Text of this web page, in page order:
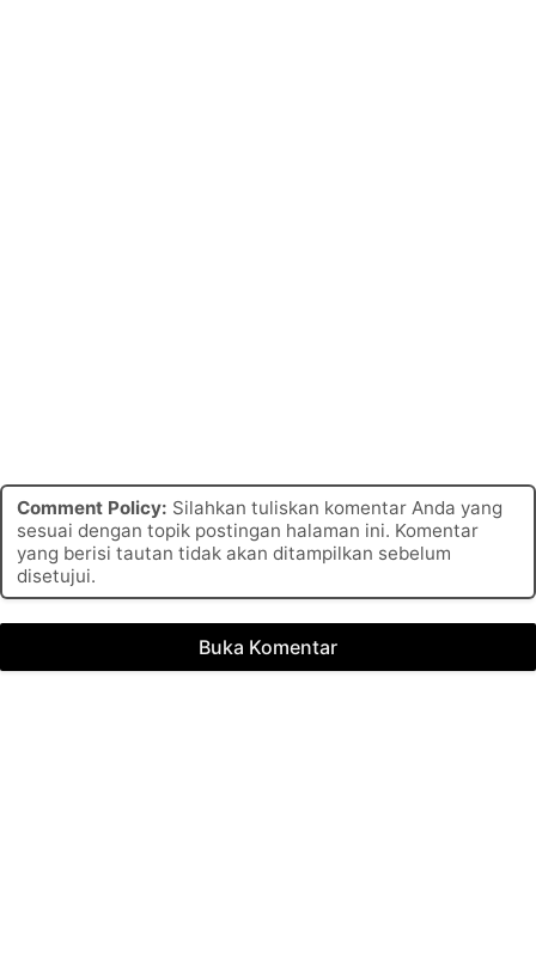
Comment Policy: Silahkan tuliskan komentar Anda yang
sesuai dengan topik postingan halaman ini. Komentar
yang berisi tautan tidak akan ditampilkan sebelum
disetujui.
Buka Komentar